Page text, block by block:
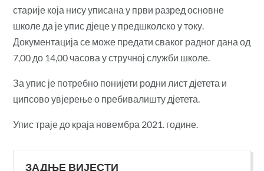
старије која нису уписана у први разред основне
школе да је упис дјеце у предшколско у току.
Документација се може предати сваког радног дана од
7,00 до 14,00 часова у стручној служби школе.
За упис је потребно понијети родни лист дјетета и
ципсово увјерење о пребивалишту дјетета.
Упис траје до краја новембра 2021. године.
ЗАДЊЕ ВИЈЕСТИ